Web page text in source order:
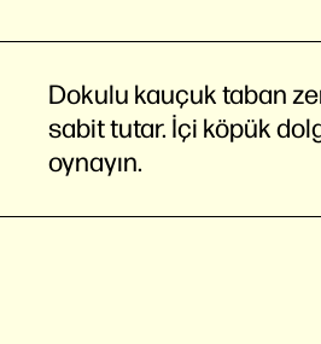
Dokulu kauçuk taban
sabit tutar. İçi köpük
oynayın.